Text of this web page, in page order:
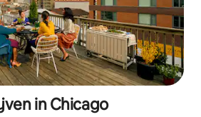
in Chicago